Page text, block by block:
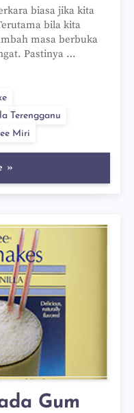
biasa jika kita
bila kita
masa berbuka
Pastinya …
Terengganu
Miri
»
Gum